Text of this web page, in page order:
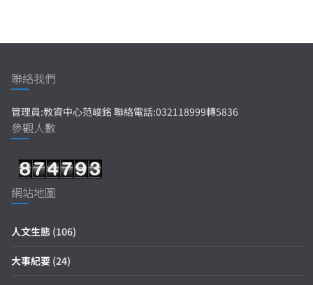
聯絡我們
管理員:教資中心范峻銘 聯絡電話:032118999轉5836
參觀人數
網站地圖
人文生態 (106)
大事紀要 (24)